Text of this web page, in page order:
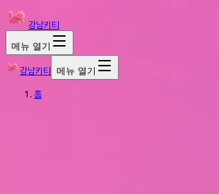
강남키티
메뉴 열기
강남키티 메뉴 열기
홈